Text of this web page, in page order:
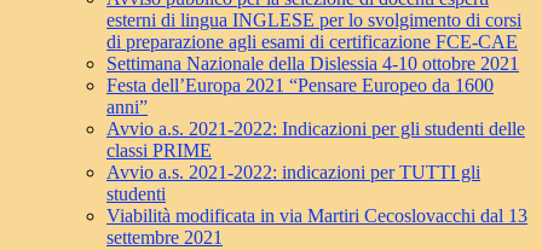
esterni di lingua INGLESE per lo svolgimento di corsi
di preparazione agli esami di certificazione FCE-CAE
Settimana Nazionale della Dislessia 4-10 ottobre 2021
Festa dell’Europa 2021 “Pensare Europeo da 1600
anni”
Avvio a.s. 2021-2022: Indicazioni per gli studenti delle
classi PRIME
Avvio a.s. 2021-2022: indicazioni per TUTTI gli
studenti
Viabilità modificata in via Martiri Cecoslovacchi dal 13
settembre 2021